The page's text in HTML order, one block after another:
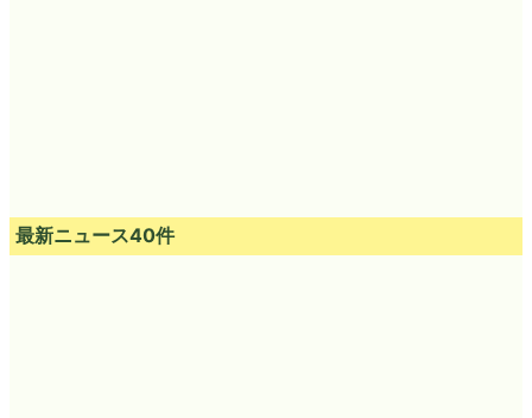
最新ニュース40件